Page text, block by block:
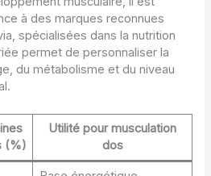
à des marques reconnues
spécialisées dans la nutrition
permet de personnaliser la
du métabolisme et du niveau
(%)
Utilité pour musculation
dos